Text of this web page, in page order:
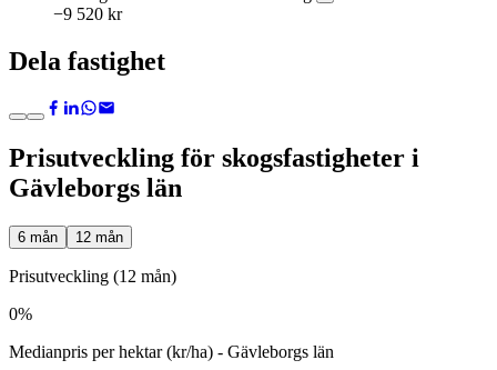
−9 520 kr
Dela fastighet
Prisutveckling för skogsfastigheter i
Gävleborgs län
6 mån 12 mån
Prisutveckling (12 mån)
0%
Medianpris per hektar (kr/ha) - Gävleborgs län